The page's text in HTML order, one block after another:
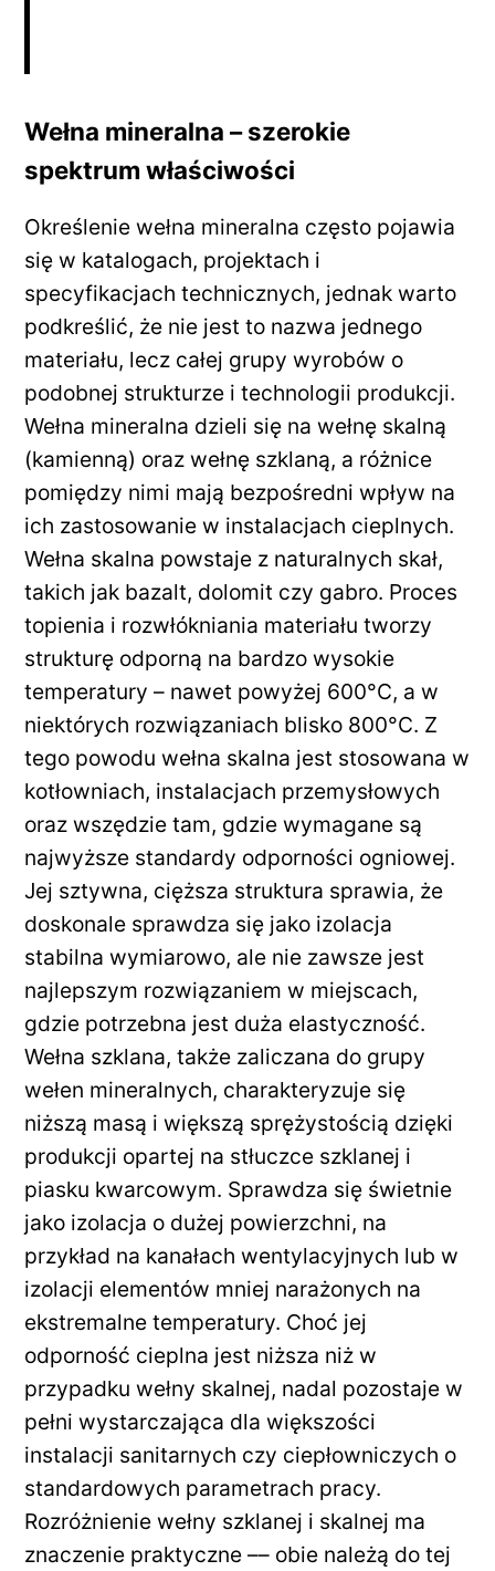
Wełna mineralna – szerokie
spektrum właściwości
Określenie wełna mineralna często pojawia
się w katalogach, projektach i
specyfikacjach technicznych, jednak warto
podkreślić, że nie jest to nazwa jednego
materiału, lecz całej grupy wyrobów o
podobnej strukturze i technologii produkcji.
Wełna mineralna dzieli się na wełnę skalną
(kamienną) oraz wełnę szklaną, a różnice
pomiędzy nimi mają bezpośredni wpływ na
ich zastosowanie w instalacjach cieplnych.
Wełna skalna powstaje z naturalnych skał,
takich jak bazalt, dolomit czy gabro. Proces
topienia i rozwłókniania materiału tworzy
strukturę odporną na bardzo wysokie
temperatury – nawet powyżej 600°C, a w
niektórych rozwiązaniach blisko 800°C. Z
tego powodu wełna skalna jest stosowana w
kotłowniach, instalacjach przemysłowych
oraz wszędzie tam, gdzie wymagane są
najwyższe standardy odporności ogniowej.
Jej sztywna, cięższa struktura sprawia, że
doskonale sprawdza się jako izolacja
stabilna wymiarowo, ale nie zawsze jest
najlepszym rozwiązaniem w miejscach,
gdzie potrzebna jest duża elastyczność.
Wełna szklana, także zaliczana do grupy
wełen mineralnych, charakteryzuje się
niższą masą i większą sprężystością dzięki
produkcji opartej na stłuczce szklanej i
piasku kwarcowym. Sprawdza się świetnie
jako izolacja o dużej powierzchni, na
przykład na kanałach wentylacyjnych lub w
izolacji elementów mniej narażonych na
ekstremalne temperatury. Choć jej
odporność cieplna jest niższa niż w
przypadku wełny skalnej, nadal pozostaje w
pełni wystarczająca dla większości
instalacji sanitarnych czy ciepłowniczych o
standardowych parametrach pracy.
Rozróżnienie wełny szklanej i skalnej ma
znaczenie praktyczne –– obie należą do tej